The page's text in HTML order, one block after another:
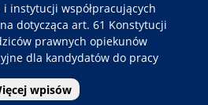
instytucji współpracujących
dotycząca art. 61 Konstytucji
prawnych opiekunów
dla kandydatów do pracy
wpisów